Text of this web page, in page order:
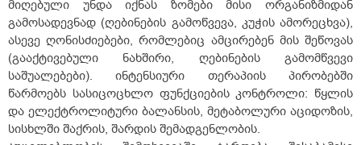
მიღებული უნდა იქნას ზომები მისი ორგანიზმიდან
გამოსადევნად (ღებინების გამოწვევა, კუჭის ამორეცხვა),
ასევე ღონისძიებები, რომლებიც ამცირებენ მის შეწოვას
(გააქტივებული ნახშირი, ღებინების გამომწვევი
საშუალებები). ინტენსიური თერაპიის პირობებში
წარმოებს სასიცოცხლო ფუნქციების კონტროლი: წყლის
და ელექტროლიტური ბალანსის, მეტაბოლური აციდოზის,
სისხლში შაქრის, შარდის შემადგენლობის.